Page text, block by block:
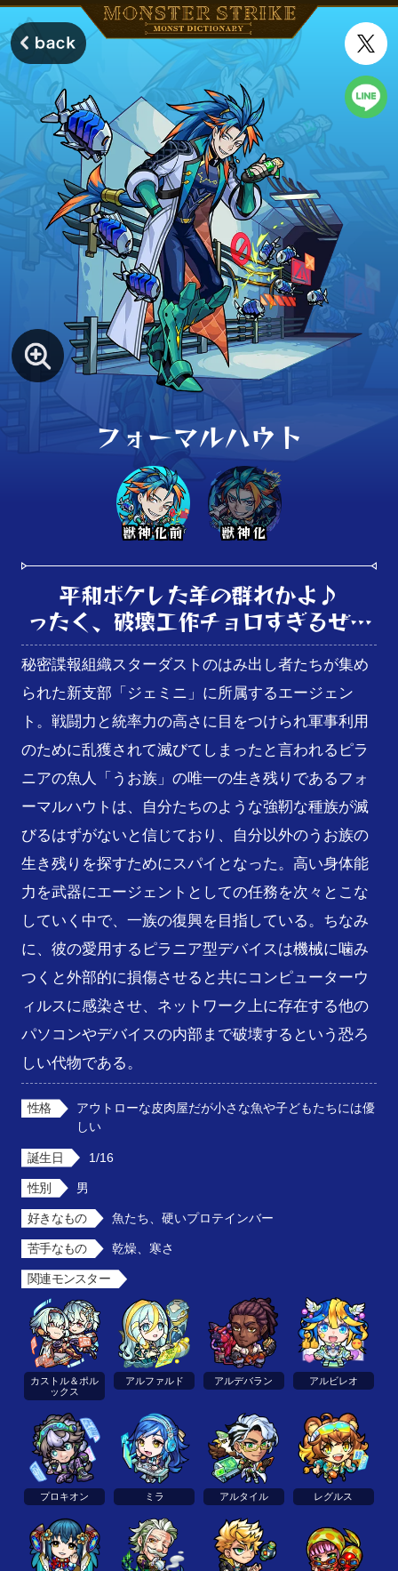
フォーマルハウト
獣神化前 獣神化
平和ボケした羊の群れかよ♪
ったく、破壊工作チョロすぎるぜ…
秘密諜報組織スターダストのはみ出し者たちが集め
られた新支部「ジェミニ」に所属するエージェン
ト。戦闘力と統率力の高さに目をつけられ軍事利用
のために乱獲されて滅びてしまったと言われるピラ
ニアの魚人「うお族」の唯一の生き残りであるフォ
ーマルハウトは、自分たちのような強靭な種族が滅
びるはずがないと信じており、自分以外のうお族の
生き残りを探すためにスパイとなった。高い身体能
力を武器にエージェントとしての任務を次々とこな
していく中で、一族の復興を目指している。ちなみ
に、彼の愛用するピラニア型デバイスは機械に噛み
つくと外部的に損傷させると共にコンピューターウ
ィルスに感染させ、ネットワーク上に存在する他の
パソコンやデバイスの内部まで破壊するという恐ろ
しい代物である。
性格
アウトローな皮肉屋だが小さな魚や子どもたちには優
しい
誕生日 1/16
性別 男
好きなもの 魚たち、硬いプロテインバー
苦手なもの 乾燥、寒さ
関連モンスター
カストル＆ポル
ックス
アルファルド アルデバラン アルビレオ
プロキオン ミラ アルタイル レグルス